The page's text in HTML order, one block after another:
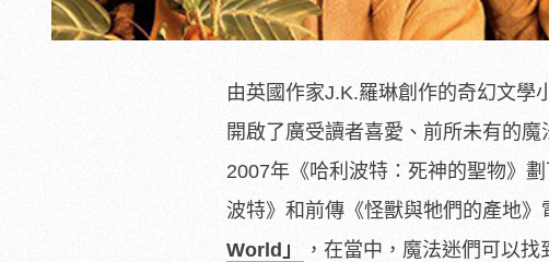
由英國作家J.K.羅琳創作的奇幻文學
開啟了廣受讀者喜愛、前所未有的
2007年《哈利波特：死神的聖物》
波特》和前傳《怪獸與牠們的產地
World」
，在當中，魔法迷們可以